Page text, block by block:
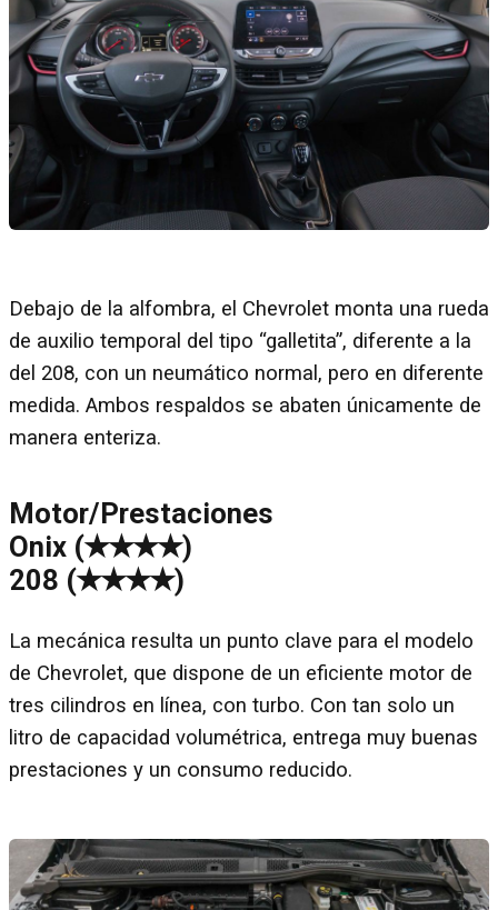
Debajo de la alfombra, el Chevrolet monta una rueda
de auxilio temporal del tipo “galletita”, diferente a la
del 208, con un neumático normal, pero en diferente
medida. Ambos respaldos se abaten únicamente de
manera enteriza.
Motor/Prestaciones
Onix (✭✭✭✭)
208 (✭✭✭✭)
La mecánica resulta un punto clave para el modelo
de Chevrolet, que dispone de un eficiente motor de
tres cilindros en línea, con turbo. Con tan solo un
litro de capacidad volumétrica, entrega muy buenas
prestaciones y un consumo reducido.